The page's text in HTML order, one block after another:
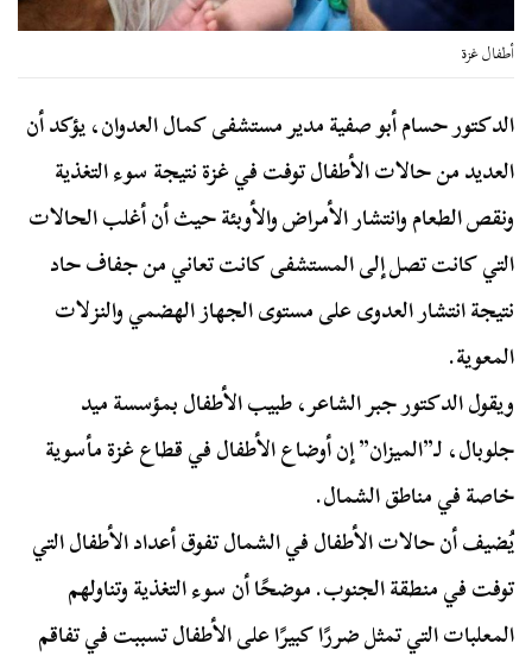
أطفال غزة
الدكتور حسام أبو صفية مدير مستشفى كمال العدوان، يؤكد أن
العديد من حالات الأطفال توفت في غزة نتيجة سوء التغذية
ونقص الطعام وانتشار الأمراض والأوبئة حيث أن أغلب الحالات
التي كانت تصل إلى المستشفى كانت تعاني من جفاف حاد
نتيجة انتشار العدوى على مستوى الجهاز الهضمي والنزلات
المعوية.
ويقول الدكتور جبر الشاعر، طبيب الأطفال بمؤسسة ميد
جلوبال، لـ”الميزان” إن أوضاع الأطفال في قطاع غزة مأسوية
خاصة في مناطق الشمال.
يُضيف أن حالات الأطفال في الشمال تفوق أعداد الأطفال التي
توفت في منطقة الجنوب. موضحًا أن سوء التغذية وتناولهم
المعلبات التي تمثل ضررًا كبيرًا على الأطفال تسببت في تفاقم